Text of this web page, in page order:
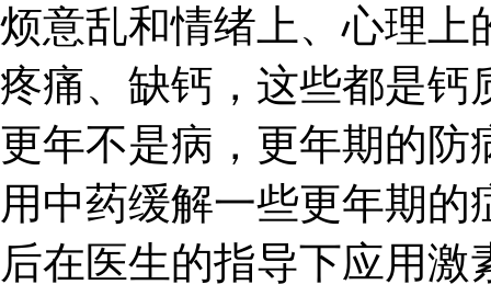
烦意乱和情绪上、心理上
疼痛、缺钙，这些都是钙
更年不是病，更年期的防
用中药缓解一些更年期
后在医生的指导下应用